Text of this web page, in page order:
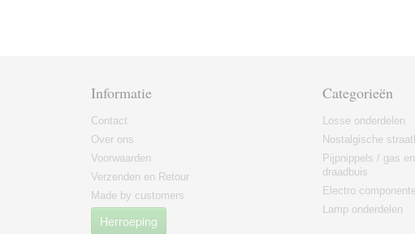
Informatie
Contact
Over ons
Voorwaarden
Verzenden en Retour
Made by customers
Herroeping
Categorieën
Losse onderdelen
Nostalgische
Pijpnippels / gas en
draadbuis
Electro
Lamp onderdelen